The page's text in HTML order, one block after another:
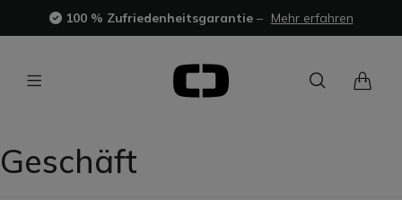
100 % Zufriedenheitsgarantie– Mehr erfahren
Geschäft